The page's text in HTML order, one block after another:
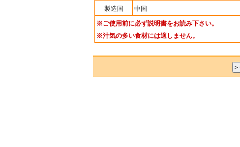
製造国
中国
※ご使用前に必ず説明書をお読み下さい。
※汁気の多い食材には適しません。